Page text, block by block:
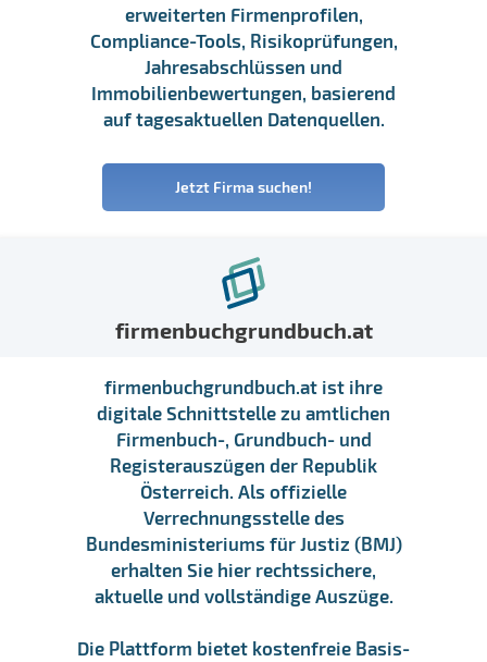
erweiterten Firmenprofilen,
Compliance-Tools, Risikoprüfungen,
Jahresabschlüssen und
Immobilienbewertungen, basierend
auf tagesaktuellen Datenquellen.
Jetzt Firma suchen!
firmenbuchgrundbuch.at
firmenbuchgrundbuch.at ist ihre
digitale Schnittstelle zu amtlichen
Firmenbuch-, Grundbuch- und
Registerauszügen der Republik
Österreich. Als offizielle
Verrechnungsstelle des
Bundesministeriums für Justiz (BMJ)
erhalten Sie hier rechtssichere,
aktuelle und vollständige Auszüge.
Die Plattform bietet kostenfreie Basis-